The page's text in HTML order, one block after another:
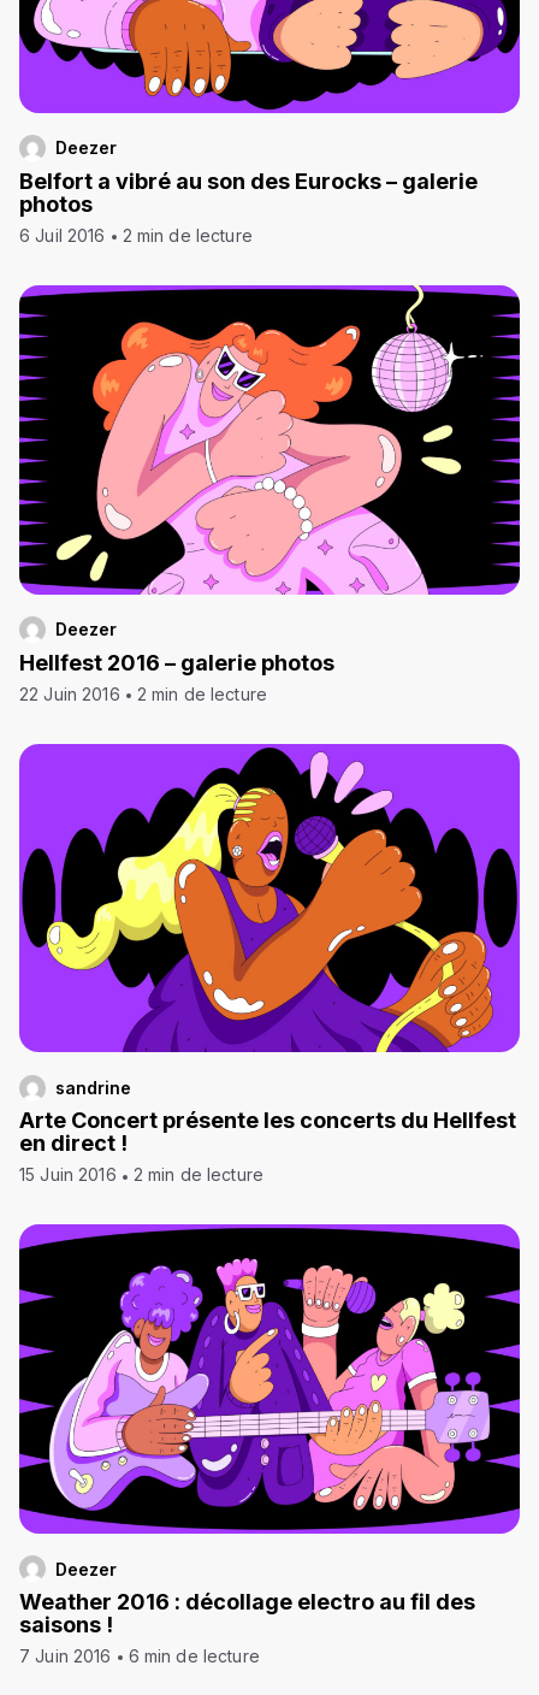
Deezer
Belfort a vibré au son des Eurocks – galerie
photos
6 Juil 2016 2 min de lecture
Deezer
Hellfest 2016 – galerie photos
22 Juin 2016 2 min de lecture
sandrine
Arte Concert présente les concerts du Hellfest
en direct !
15 Juin 2016 2 min de lecture
Deezer
Weather 2016 : décollage electro au fil des
saisons !
7 Juin 2016 6 min de lecture